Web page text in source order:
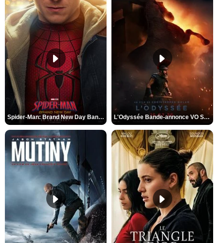
Spider-Man: Brand New Day Bande-annonce VO STFR L'Odyssée Bande-annonce VO STFR